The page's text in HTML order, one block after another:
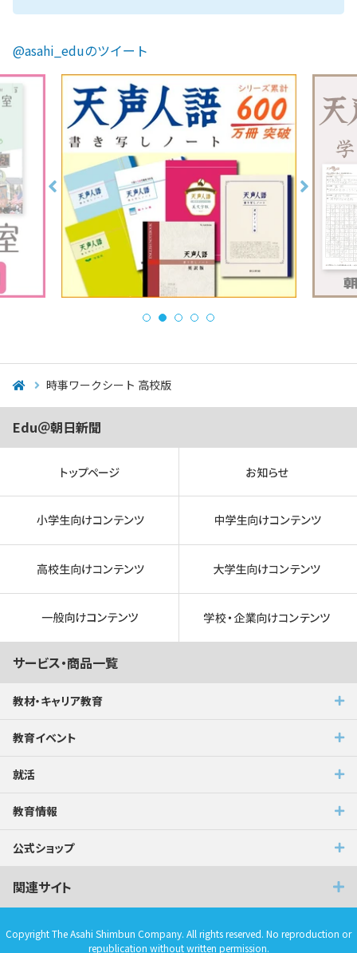
@asahi_eduのツイート
時事ワークシート 高校版
Edu＠朝日新聞
サービス・商品一覧
教材・キャリア教育
教育イベント
就活
教育情報
公式ショップ
関連サイト
Copyright The Asahi Shimbun Company. All rights reserved. No reproduction or
republication without written permission.